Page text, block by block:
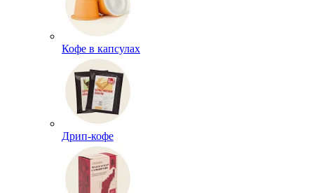
Кофе в капсулах
Дрип-кофе